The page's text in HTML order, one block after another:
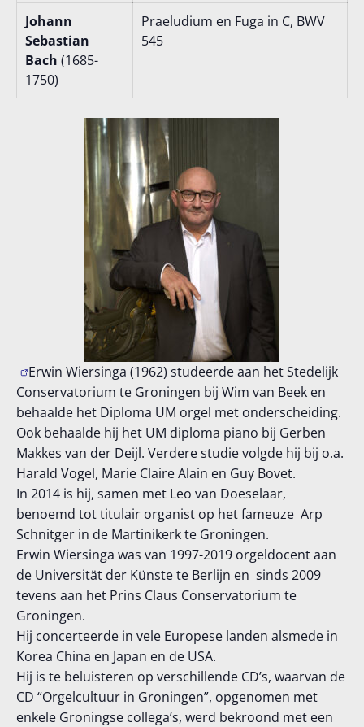
Johann
Sebastian
Bach (1685-
1750)
Praeludium en Fuga in C, BWV
545
Erwin Wiersinga (1962) studeerde aan het Stedelijk
Conservatorium te Groningen bij Wim van Beek en
behaalde het Diploma UM orgel met onderscheiding.
Ook behaalde hij het UM diploma piano bij Gerben
Makkes van der Deijl. Verdere studie volgde hij bij o.a.
Harald Vogel, Marie Claire Alain en Guy Bovet.
In 2014 is hij, samen met Leo van Doeselaar,
benoemd tot titulair organist op het fameuze Arp
Schnitger in de Martinikerk te Groningen.
Erwin Wiersinga was van 1997-2019 orgeldocent aan
de Universität der Künste te Berlijn en sinds 2009
tevens aan het Prins Claus Conservatorium te
Groningen.
Hij concerteerde in vele Europese landen alsmede in
Korea China en Japan en de USA.
Hij is te beluisteren op verschillende CD’s, waarvan de
CD “Orgelcultuur in Groningen”, opgenomen met
enkele Groningse collega’s, werd bekroond met een